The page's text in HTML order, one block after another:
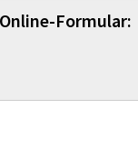
Formular: